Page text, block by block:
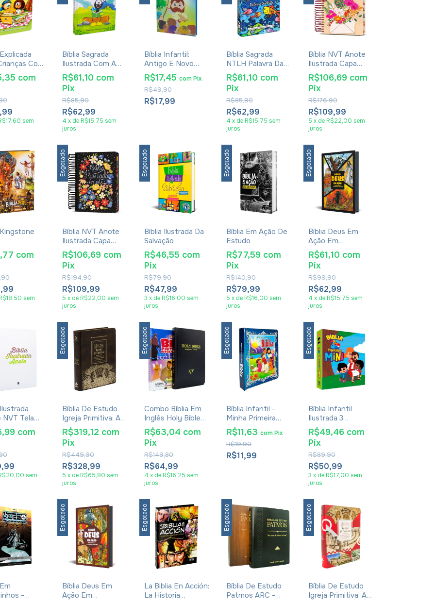
Com
Mig &
com
sem
Bíblia Sagrada
Ilustrada Com A
Turma Do
Smilinguido NTLH
R$62,99
R$85,90
R$61,10 com
Pix
4 x de R$15,75 sem
juros
Bíblia Infantil:
Antigo E Novo
Testamento
R$17,99
R$49,90
R$17,45 comPix
Bíblia Sagrada
NTLH Palavra Da
Vida
R$62,99
R$85,90
R$61,10 com
Pix
4 x de R$15,75 sem
juros
Bíblia NVT Anote
Ilustrada Capa
Espiral Cartão De
Primavera
R$109,99
R$176,90
R$106,69 com
Pix
5 x de R$22,00 sem
juros
com
sem
Esgotado
Bíblia NVT Anote
Ilustrada Capa
Espiral Flores Para
Você
R$109,99
R$194,90
R$106,69 com
Pix
5 x de R$22,00 sem
juros
Esgotado
Bíblia Ilustrada Da
Salvação
R$47,99
R$79,90
R$46,55 com
Pix
3 x de R$16,00 sem
juros
Esgotado
Bíblia Em Ação De
Estudo
R$79,99
R$140,90
R$77,59 com
Pix
5 x de R$16,00 sem
juros
Esgotado
Bíblia Deus Em
Ação Em
Quadrinhos Capa
Dura Torre De
Babel
R$62,99
R$99,90
R$61,10 com
Pix
4 x de R$15,75 sem
juros
Tela
com
sem
Esgotado
Bíblia De Estudo
Igreja Primitiva: As
Escrituras Em Seu
Contexto Judaico
e Cristão Primitivo
- Capa Luxo
Marrom
R$328,99
R$449,90
R$319,12 com
Pix
5 x de R$65,80 sem
juros
Esgotado
Combo Bíblia Em
Inglês Holy Bible
King James
Version 1611 +
Bíblia Infantil Em
Inglês The Big
Picture Interactive
Bible
R$64,99
R$149,80
R$63,04 com
Pix
4 x de R$16,25 sem
juros
Esgotado
Bíblia Infantil -
Minha Primeira
Bíblia
R$11,99
R$19,90
R$11,63 comPix
Esgotado
Bíblia Infantil
Ilustrada 3
Palavrinhas Mini
R$50,99
R$89,90
R$49,46 com
Pix
3 x de R$17,00 sem
juros
-
Esgotado
Bíblia Deus Em
Ação Em
Esgotado
La Biblia En Acción:
La Historia
Esgotado
Bíblia De Estudo
Patmos ARC -
Esgotado
Bíblia De Estudo
Igreja Primitiva: As